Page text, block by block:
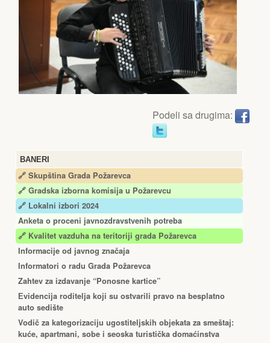
BANERI
🔗 Skupština Grada Požarevca
🔗 Gradska izborna komisija u Požarevcu
🔗 Lokalni izbori 2024
Anketa o proceni javnozdravstvenih potreba
🔗 Kvalitet vazduha na teritoriji grada Požarevca
Informacije od javnog značaja
Informatori o radu Grada Požarevca
Zahtev za izdavanje “Ponosne kartice”
Еvidencija roditelja koji su ostvarili pravo na besplatno
auto sedište
Vodič za kategorizaciju ugostiteljskih objekata za smeštaj:
kuće, apartmani, sobe i seoska turistička domaćinstva
Podeli sa drugima: